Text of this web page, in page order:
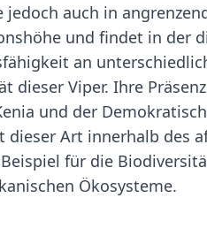
auch in
und findet in der
an
dieser Viper. Ihre
und der
Art innerhalb des
für die
Ökosysteme.